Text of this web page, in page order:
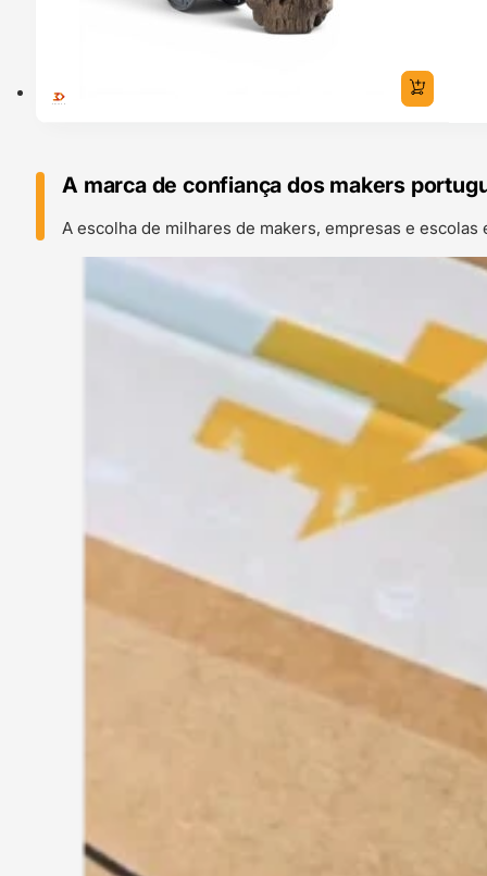
A marca de confiança dos makers
A escolha de milhares de makers, empresas e escolas